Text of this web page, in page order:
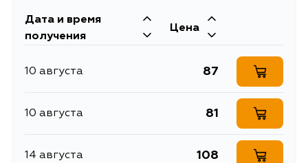
Дата и время
получения
Цена
10 августа 87
10 августа 81
14 августа 108